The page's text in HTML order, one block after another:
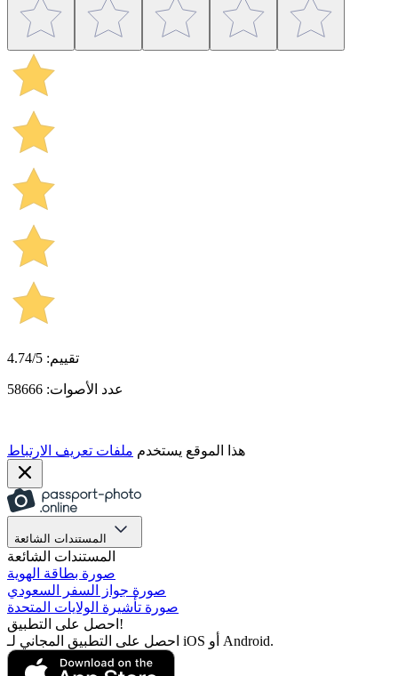
تقييم: 4.74/5
عدد الأصوات: 58666
هذا الموقع يستخدم ملفات تعريف الارتباط
المستندات الشائعة
المستندات الشائعة
صورة بطاقة الهوية
صورة جواز السفر السعودي
صورة تأشيرة الولايات المتحدة
احصل على التطبيق!
احصل على التطبيق المجاني لـ iOS أو Android.